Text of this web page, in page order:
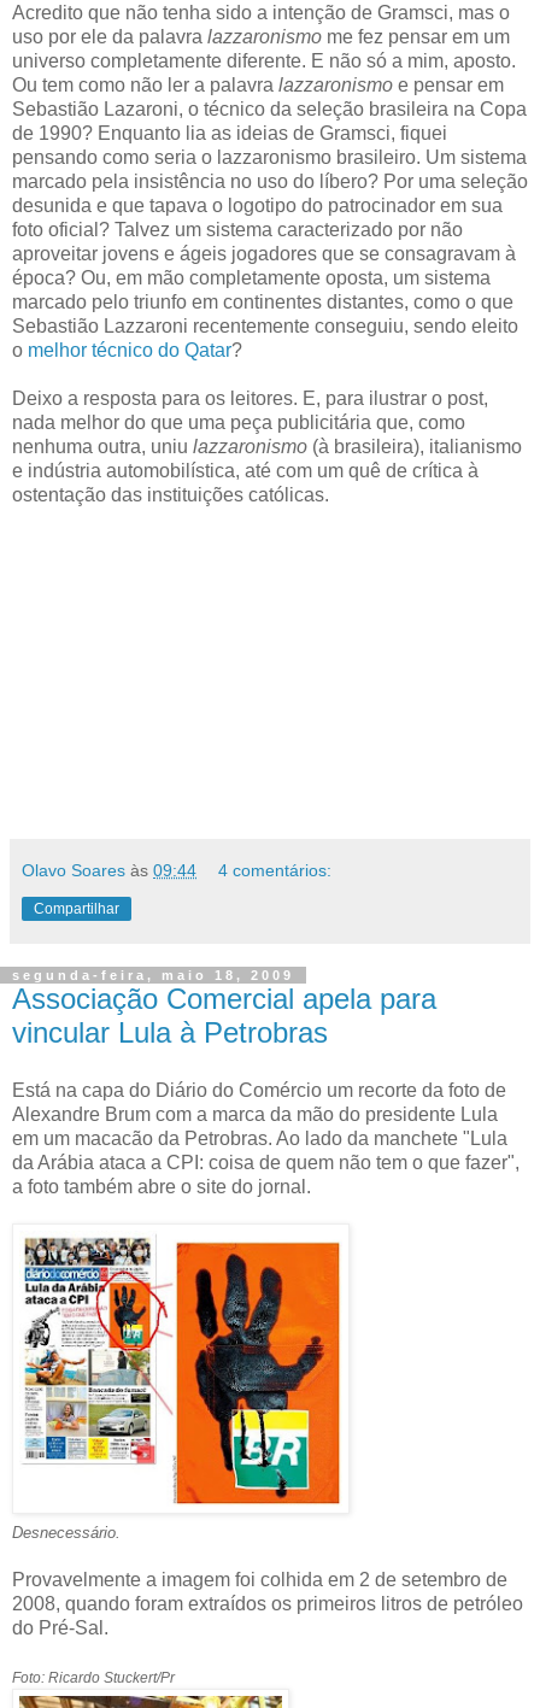
Acredito que não tenha sido a intenção de Gramsci, mas o
uso por ele da palavra lazzaronismo me fez pensar em um
universo completamente diferente. E não só a mim, aposto.
Ou tem como não ler a palavra lazzaronismo e pensar em
Sebastião Lazaroni, o técnico da seleção brasileira na Copa
de 1990? Enquanto lia as ideias de Gramsci, fiquei
pensando como seria o lazzaronismo brasileiro. Um sistema
marcado pela insistência no uso do líbero? Por uma seleção
desunida e que tapava o logotipo do patrocinador em sua
foto oficial? Talvez um sistema caracterizado por não
aproveitar jovens e ágeis jogadores que se consagravam à
época? Ou, em mão completamente oposta, um sistema
marcado pelo triunfo em continentes distantes, como o que
Sebastião Lazzaroni recentemente conseguiu, sendo eleito
o melhor técnico do Qatar?
Deixo a resposta para os leitores. E, para ilustrar o post,
nada melhor do que uma peça publicitária que, como
nenhuma outra, uniu lazzaronismo (à brasileira), italianismo
e indústria automobilística, até com um quê de crítica à
ostentação das instituições católicas.
Olavo Soares às 09:44 4 comentários:
Compartilhar
segunda-feira, maio 18, 2009
Associação Comercial apela para
vincular Lula à Petrobras
Está na capa do Diário do Comércio um recorte da foto de
Alexandre Brum com a marca da mão do presidente Lula
em um macacão da Petrobras. Ao lado da manchete "Lula
da Arábia ataca a CPI: coisa de quem não tem o que fazer",
a foto também abre o site do jornal.
Desnecessário.
Provavelmente a imagem foi colhida em 2 de setembro de
2008, quando foram extraídos os primeiros litros de petróleo
do Pré-Sal.
Foto: Ricardo Stuckert/Pr